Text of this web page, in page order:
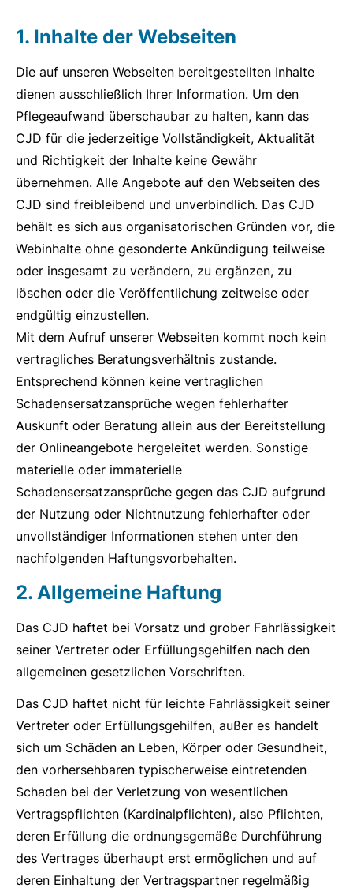
1. Inhalte der Webseiten
Die auf unseren Webseiten bereitgestellten Inhalte
dienen ausschließlich Ihrer Information. Um den
Pflegeaufwand überschaubar zu halten, kann das
CJD für die jederzeitige Vollständigkeit, Aktualität
und Richtigkeit der Inhalte keine Gewähr
übernehmen. Alle Angebote auf den Webseiten des
CJD sind freibleibend und unverbindlich. Das CJD
behält es sich aus organisatorischen Gründen vor, die
Webinhalte ohne gesonderte Ankündigung teilweise
oder insgesamt zu verändern, zu ergänzen, zu
löschen oder die Veröffentlichung zeitweise oder
endgültig einzustellen.
Mit dem Aufruf unserer Webseiten kommt noch kein
vertragliches Beratungsverhältnis zustande.
Entsprechend können keine vertraglichen
Schadensersatzansprüche wegen fehlerhafter
Auskunft oder Beratung allein aus der Bereitstellung
der Onlineangebote hergeleitet werden. Sonstige
materielle oder immaterielle
Schadensersatzansprüche gegen das CJD aufgrund
der Nutzung oder Nichtnutzung fehlerhafter oder
unvollständiger Informationen stehen unter den
nachfolgenden Haftungsvorbehalten.
2. Allgemeine Haftung
Das CJD haftet bei Vorsatz und grober Fahrlässigkeit
seiner Vertreter oder Erfüllungsgehilfen nach den
allgemeinen gesetzlichen Vorschriften.
Das CJD haftet nicht für leichte Fahrlässigkeit seiner
Vertreter oder Erfüllungsgehilfen, außer es handelt
sich um Schäden an Leben, Körper oder Gesundheit,
den vorhersehbaren typischerweise eintretenden
Schaden bei der Verletzung von wesentlichen
Vertragspflichten (Kardinalpflichten), also Pflichten,
deren Erfüllung die ordnungsgemäße Durchführung
des Vertrages überhaupt erst ermöglichen und auf
deren Einhaltung der Vertragspartner regelmäßig